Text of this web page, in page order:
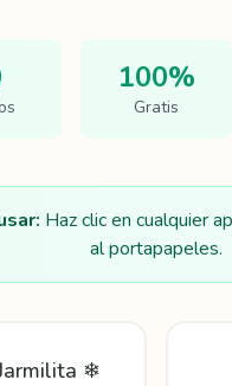
100%
Gratis
Haz clic en cualquier
al portapapeles.
❄